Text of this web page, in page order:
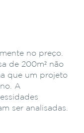
no preço.
de 200m² não
que um projeto
A
ser analisadas.